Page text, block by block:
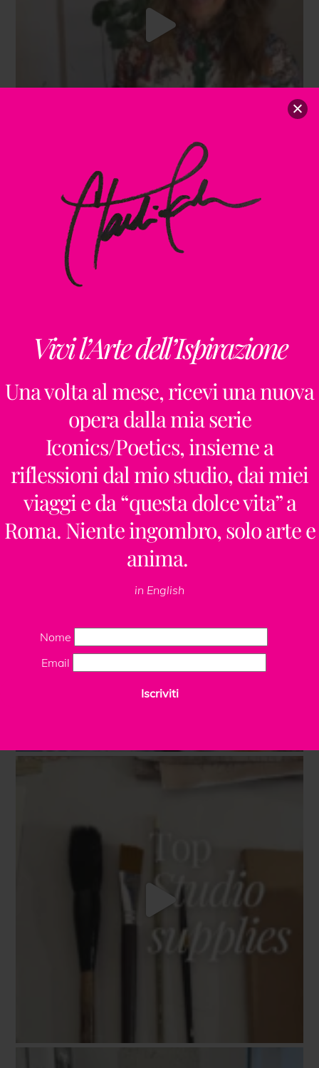
Vivi l’Arte dell’Ispirazione
Una volta al mese, ricevi una nuova
opera dalla mia serie
Iconics/Poetics, insieme a
riflessioni dal mio studio, dai miei
viaggi e da “questa dolce vita” a
Roma. Niente ingombro, solo arte e
anima.
in English
Nome
Email
Iscriviti